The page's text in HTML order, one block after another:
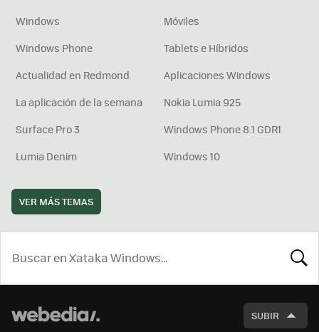
Windows
Móviles
Windows Phone
Tablets e Híbridos
Actualidad en Redmond
Aplicaciones Windows
La aplicación de la semana
Nokia Lumia 925
Surface Pro 3
Windows Phone 8.1 GDR1
Lumia Denim
Windows 10
VER MÁS TEMAS
SUBIR